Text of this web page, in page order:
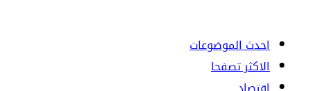
احدث الموضوعات
الاكثر تصفحا